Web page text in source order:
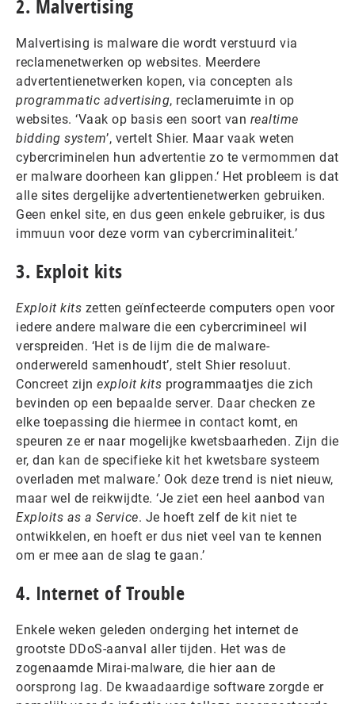
2. Malvertising
Malvertising is malware die wordt verstuurd via
reclamenetwerken op websites. Meerdere
advertentienetwerken kopen, via concepten als
programmatic advertising, reclameruimte in op
websites. ‘Vaak op basis een soort van realtime
bidding system’, vertelt Shier. Maar vaak weten
cybercriminelen hun advertentie zo te vermommen dat
er malware doorheen kan glippen.‘ Het probleem is dat
alle sites dergelijke advertentienetwerken gebruiken.
Geen enkel site, en dus geen enkele gebruiker, is dus
immuun voor deze vorm van cybercriminaliteit.’
3. Exploit kits
Exploit kits zetten geïnfecteerde computers open voor
iedere andere malware die een cybercrimineel wil
verspreiden. ‘Het is de lijm die de malware-
onderwereld samenhoudt’, stelt Shier resoluut.
Concreet zijn exploit kits programmaatjes die zich
bevinden op een bepaalde server. Daar checken ze
elke toepassing die hiermee in contact komt, en
speuren ze er naar mogelijke kwetsbaarheden. Zijn die
er, dan kan de specifieke kit het kwetsbare systeem
overladen met malware.’ Ook deze trend is niet nieuw,
maar wel de reikwijdte. ‘Je ziet een heel aanbod van
Exploits as a Service. Je hoeft zelf de kit niet te
ontwikkelen, en hoeft er dus niet veel van te kennen
om er mee aan de slag te gaan.’
4. Internet of Trouble
Enkele weken geleden onderging het internet de
grootste DDoS-aanval aller tijden. Het was de
zogenaamde Mirai-malware, die hier aan de
oorsprong lag. De kwaadaardige software zorgde er